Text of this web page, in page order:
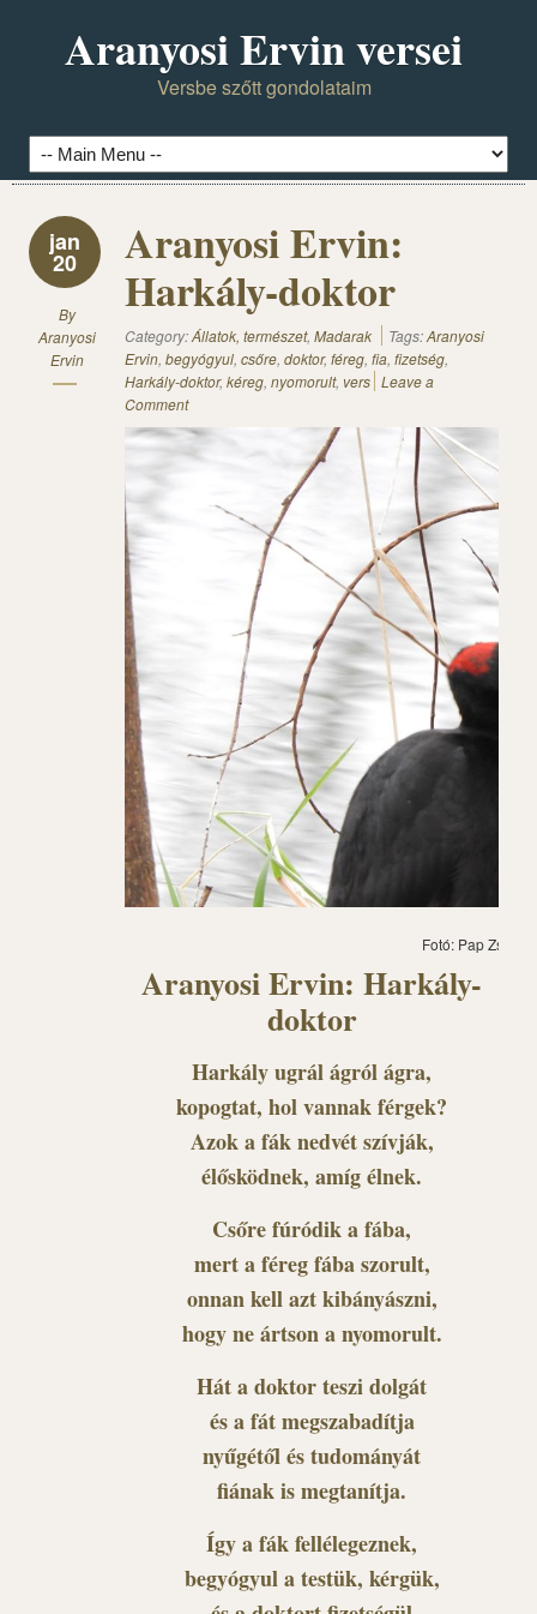
Aranyosi Ervin versei
Versbe szőtt gondolataim
jan
20
By
Aranyosi
Ervin
Aranyosi Ervin:
Harkály-doktor
Category:Állatok, természet, Madarak Tags:Aranyosi
Ervin, begyógyul, csőre, doktor, féreg, fia, fizetség,
Harkály-doktor, kéreg, nyomorult, vers Leave a
Comment
Fotó: Pap
Aranyosi Ervin: Harkály-
doktor
Harkály ugrál ágról ágra,
kopogtat, hol vannak férgek?
Azok a fák nedvét szívják,
élősködnek, amíg élnek.
Csőre fúródik a fába,
mert a féreg fába szorult,
onnan kell azt kibányászni,
hogy ne ártson a nyomorult.
Hát a doktor teszi dolgát
és a fát megszabadítja
nyűgétől és tudományát
fiának is megtanítja.
Így a fák fellélegeznek,
begyógyul a testük, kérgük,